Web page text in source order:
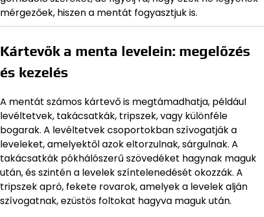
mérgezőek, hiszen a mentát fogyasztjuk is.
Kártevők a menta levelein: megelőzés
és kezelés
A mentát számos kártevő is megtámadhatja, például
levéltetvek, takácsatkák, tripszek, vagy különféle
bogarak. A levéltetvek csoportokban szívogatják a
leveleket, amelyektől azok eltorzulnak, sárgulnak. A
takácsatkák pókhálószerű szövedéket hagynak maguk
után, és szintén a levelek színtelenedését okozzák. A
tripszek apró, fekete rovarok, amelyek a levelek alján
szívogatnak, ezüstös foltokat hagyva maguk után.